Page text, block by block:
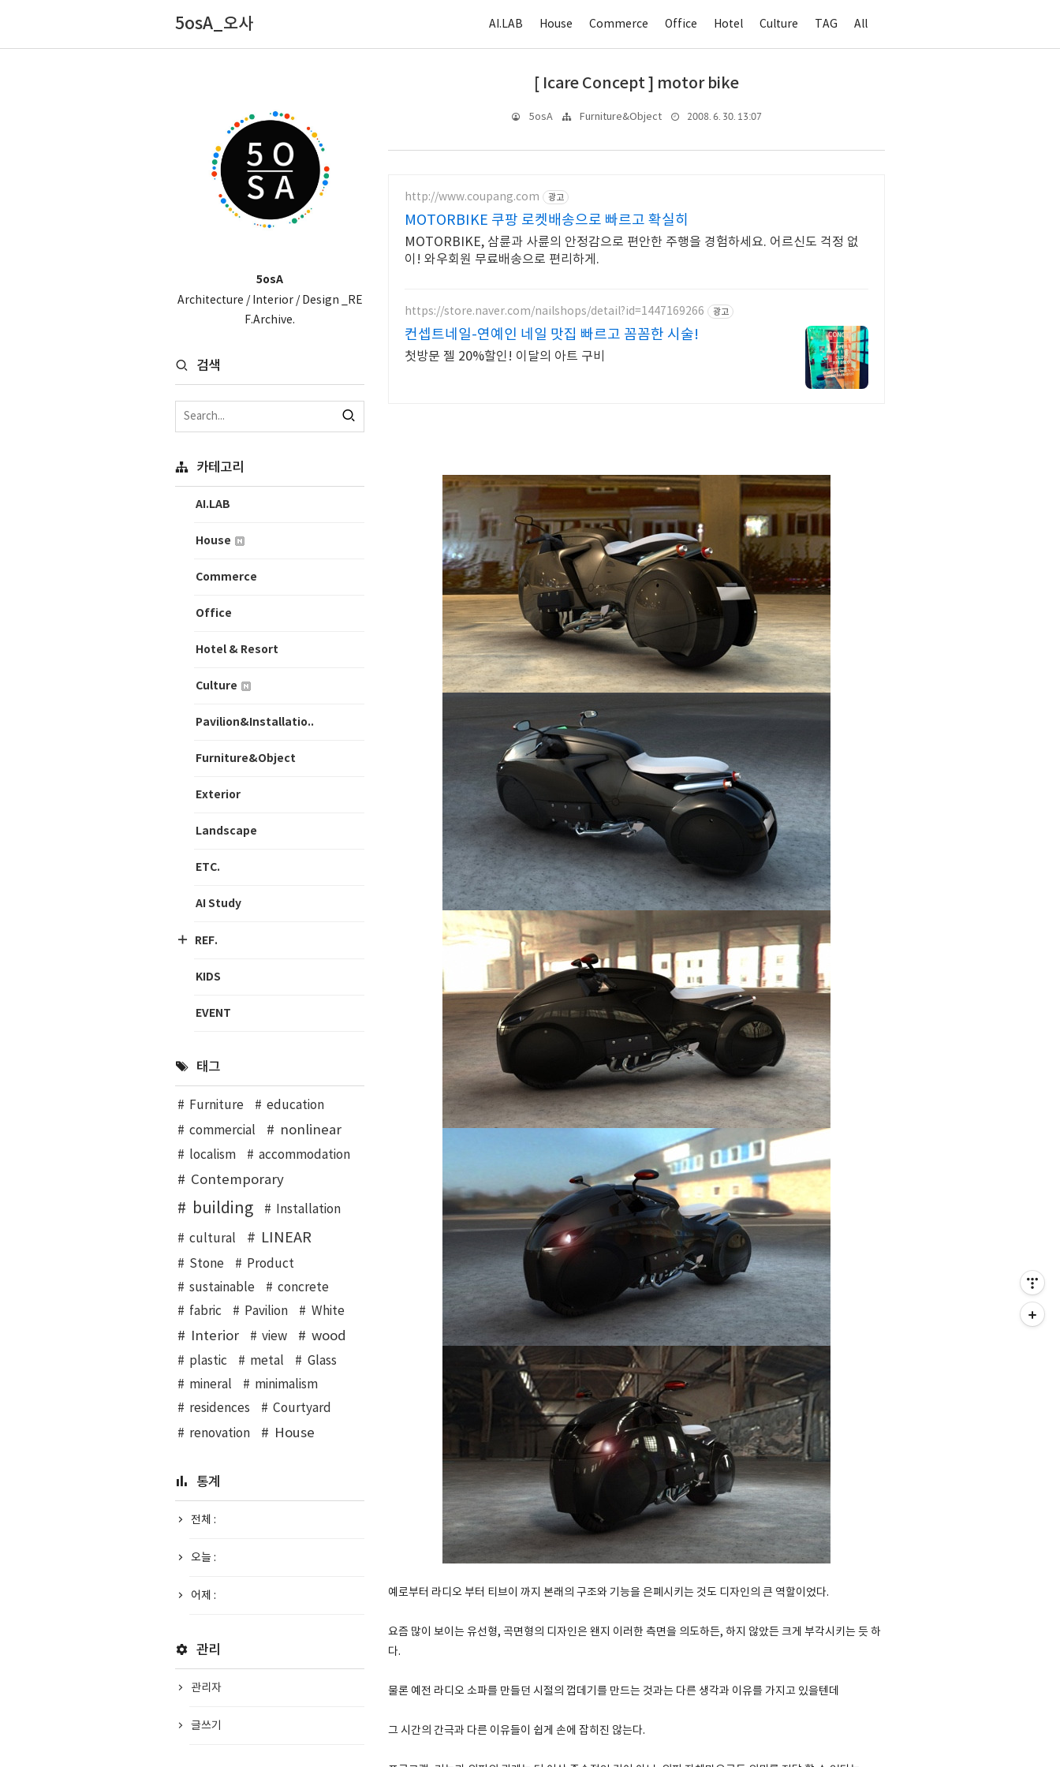
5osA_오사 AI.LAB House Commerce Office Hotel Culture TAG All
[ Icare Concept ] motor bike
5osA Furniture&Object 2008. 6. 30. 13:07
http://www.coupang.com 광고
MOTORBIKE 쿠팡 로켓배송으로 빠르고 확실히
MOTORBIKE, 삼륜과 사륜의 안정감으로 편안한 주행을 경험하세요. 어르신도 걱정 없
이! 와우회원 무료배송으로 편리하게.
https://store.naver.com/nailshops/detail?id=1447169266 광고
컨셉트네일-연예인 네일 맛집 빠르고 꼼꼼한 시술!
첫방문 젤 20%할인! 이달의 아트 구비
예로부터 라디오 부터 티브이 까지 본래의 구조와 기능을 은폐시키는 것도 디자인의 큰 역할이었다.
요즘 많이 보이는 유선형, 곡면형의 디자인은 왠지 이러한 측면을 의도하든, 하지 않았든 크게 부각시키는 듯 하
다.
물론 예전 라디오 소파를 만들던 시절의 껍데기를 만드는 것과는 다른 생각과 이유를 가지고 있을텐데
그 시간의 간극과 다른 이유들이 쉽게 손에 잡히진 않는다.
5osA
Architecture / Interior / Design _RE
F.Archive.
검색
카테고리
AI.LAB
House
Commerce
Office
Hotel & Resort
Culture
Pavilion&Installatio..
Furniture&Object
Exterior
Landscape
ETC.
AI Study
REF.
KIDS
EVENT
태그
Furniture
education
commercial
nonlinear
localism accommodation
Contemporary
building Installation
cultural LINEAR
Stone
Product
sustainable
concrete
fabric
Pavilion White
Interior view wood
plastic metal
Glass
mineral
minimalism
residences
Courtyard
renovation
House
통계
전체 :
오늘 :
어제 :
관리
관리자
글쓰기